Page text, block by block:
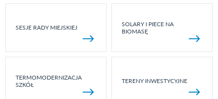
SESJE RADY MIEJSKIEJ
SOLARY I PIECE NA
BIOMASĘ
TERMOMODERNIZACJA
SZKÓŁ
TERENY INWESTYCYJNE